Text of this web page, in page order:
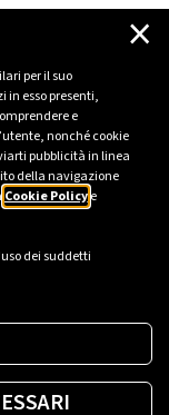
per il suo
in esso presenti,
e
nonché cookie
pubblicità in linea
della navigazione
Cookie Policye
dei suddetti
×
dei
te.